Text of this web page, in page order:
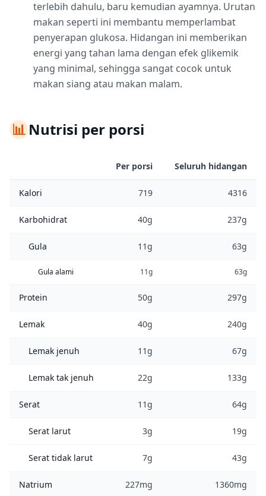
terlebih dahulu, baru kemudian ayamnya. Urutan
makan seperti ini membantu memperlambat
penyerapan glukosa. Hidangan ini memberikan
energi yang tahan lama dengan efek glikemik
yang minimal, sehingga sangat cocok untuk
makan siang atau makan malam.
📊Nutrisi per porsi
Per porsi Seluruh hidangan
Kalori 719 4316
Karbohidrat 40g 237g
Gula 11g 63g
Gula alami 11g 63g
Protein 50g 297g
Lemak 40g 240g
Lemak jenuh 11g 67g
Lemak tak jenuh 22g 133g
Serat 11g 64g
Serat larut 3g 19g
Serat tidak larut 7g 43g
Natrium 227mg 1360mg